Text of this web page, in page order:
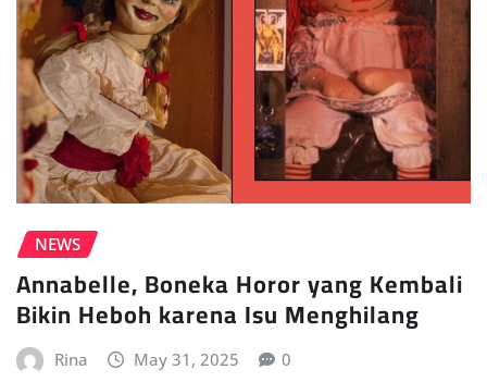
NEWS
Annabelle, Boneka Horor yang Kembali
Bikin Heboh karena Isu Menghilang
Rina May 31, 2025 0